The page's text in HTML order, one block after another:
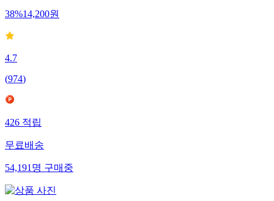
38%14,200원
4.7
(974)
426적립
무료배송
54,191명구매중